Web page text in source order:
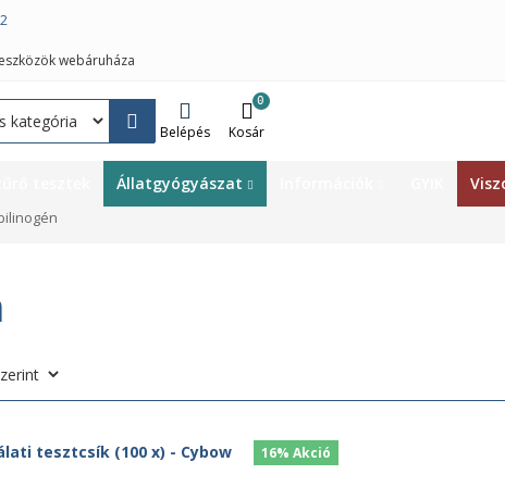
webáruháza
Belépés
0
Kosár
Állatgyógyászat
16% Akció